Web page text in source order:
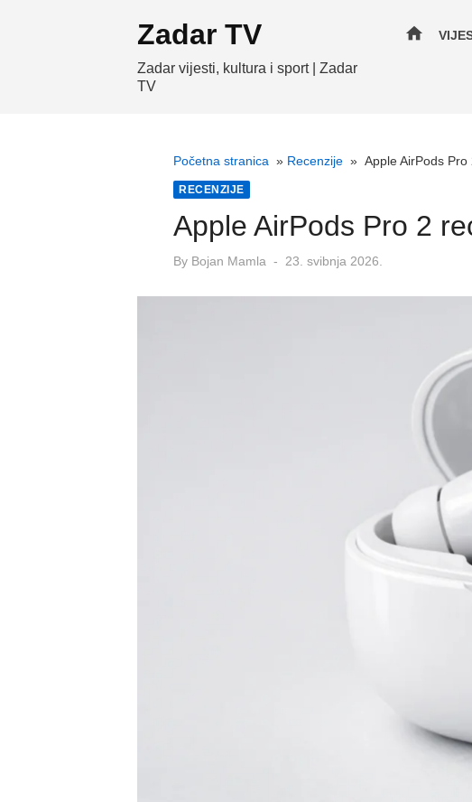
Zadar TV
Zadar vijesti, kultura i sport | Zadar
TV
home
Početna stranica » Recenzije » Apple AirPods
RECENZIJE
Apple AirPods Pro 2
By Bojan Mamla
Posted
23. svibnja 2026.